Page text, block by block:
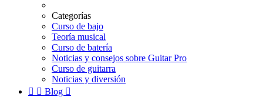
Categorías
Curso de bajo
Teoría musical
Curso de batería
Noticias y consejos sobre Guitar Pro
Curso de guitarra
Noticias y diversión
  Blog 